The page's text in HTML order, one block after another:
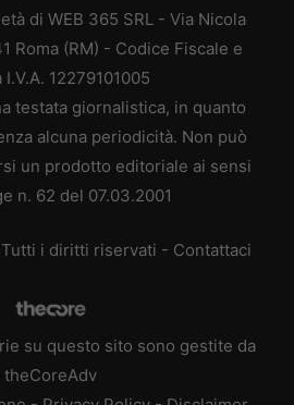
di WEB 365 SRL - Via Nicola
Roma (RM) - Codice Fiscale e
12279101005
testata giornalistica, in quanto
alcuna periodicità. Non può
un prodotto editoriale ai sensi
n. 62 del 07.03.2001
i diritti riservati - Contattaci
su questo sito sono gestite da
theCoreAdv